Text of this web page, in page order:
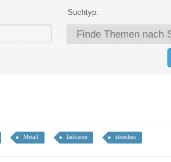
Suchtyp:
Metall lackieren streichen